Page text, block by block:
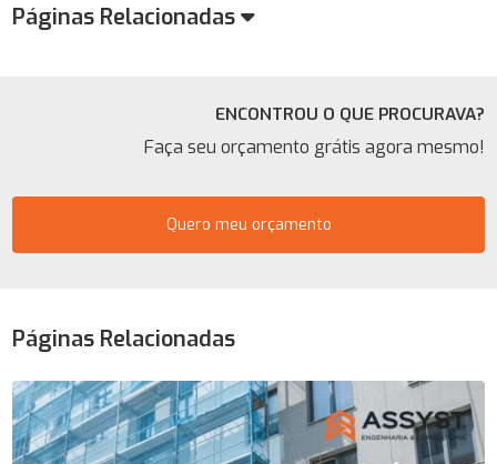
Páginas Relacionadas
ENCONTROU O QUE PROCURAVA?
Faça seu orçamento grátis agora mesmo!
Quero meu orçamento
Páginas Relacionadas